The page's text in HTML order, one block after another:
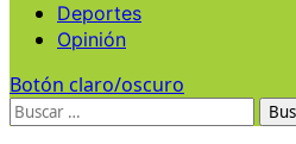
Deportes
Opinión
Botón claro/oscuro
Buscar: